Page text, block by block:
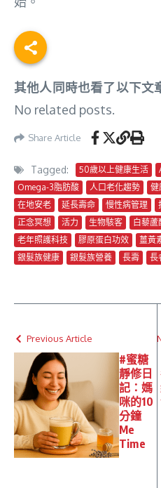
其他人同時也看了以下文
No related posts.
Share Article
Tagged: 50歲以上健康生活
Omega-3脂肪酸
人口老化趨勢 健
在地安老
延長壽命 慢性病管理
正念冥想
活力 生物駭客 白藜蘆
老年照護科技
膠原蛋白功效 薑黃
銀髮族健康
銀髮族營養 長壽 長
Previous Article
#蜜糖
靜修日
記：媽
咪的10
分鐘
Me
Time